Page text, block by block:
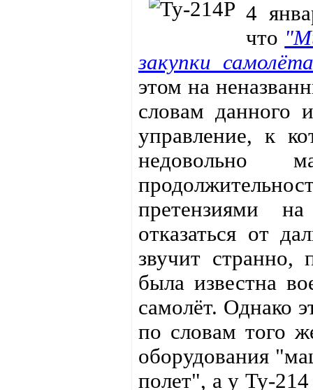
4
что
закупки
этом на
словам данного
управление, к
недовольно
претензиями
отказаться от
звучит странно,
была известна
самолёт. Однако
по словам того
оборудования
полет", а у Ту-